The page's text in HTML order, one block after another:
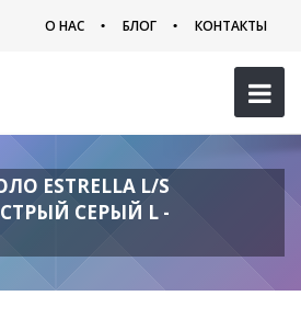
О НАС БЛОГ КОНТАКТЫ
ESTRELLA L/S
СЕРЫЙ L -